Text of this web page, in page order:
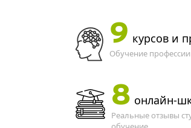
9 курсов и
Обучение профессии
8 онлайн-
Реальные отзывы